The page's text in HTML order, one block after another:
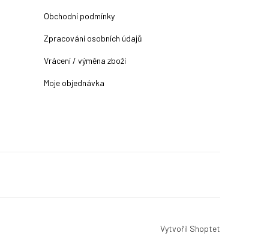
Obchodní podmínky
Zpracování osobních údajů
Vrácení / výměna zboží
Moje objednávka
Vytvořil Shoptet